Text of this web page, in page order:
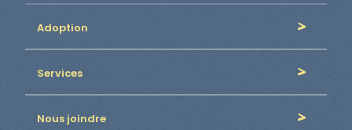
Adoption
Services
Nous joindre